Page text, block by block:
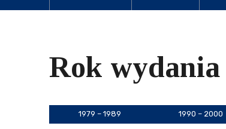
Rok wydania
1979 – 1989 1990 – 2000